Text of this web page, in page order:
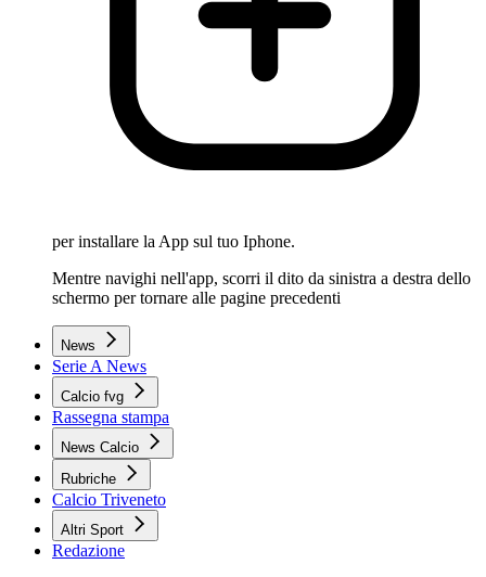
per installare la App sul tuo Iphone.
Mentre navighi nell'app, scorri il dito da sinistra a destra dello
schermo per tornare alle pagine precedenti
News
Serie A News
Calcio fvg
Rassegna stampa
News Calcio
Rubriche
Calcio Triveneto
Altri Sport
Redazione